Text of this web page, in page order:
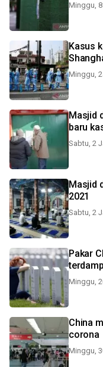
Minggu,
Kasus
Minggu,
Masjid
baru
Sabtu, 2
Masjid
2021
Sabtu, 2
Pakar
Minggu,
China
corona
Minggu,